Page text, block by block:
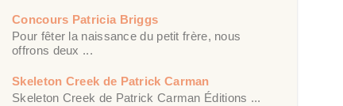
Concours Patricia Briggs
Pour fêter la naissance du petit frère, nous
offrons deux ...
Skeleton Creek de Patrick Carman
Skeleton Creek de Patrick Carman Éditions ...